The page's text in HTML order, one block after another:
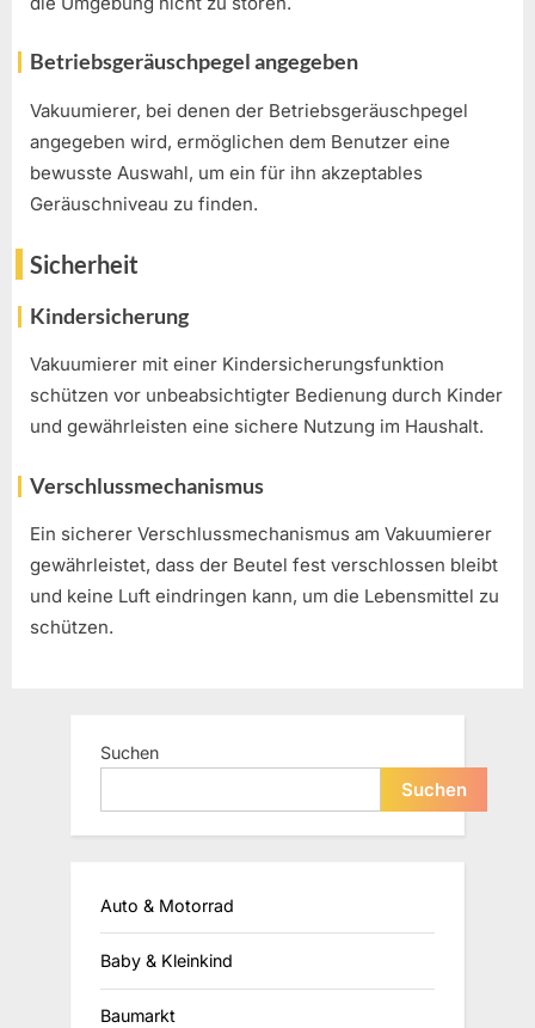
Betriebsgeräuschpegel angegeben
Vakuumierer, bei denen der Betriebsgeräuschpegel
angegeben wird, ermöglichen dem Benutzer eine
bewusste Auswahl, um ein für ihn akzeptables
Geräuschniveau zu finden.
Sicherheit
Kindersicherung
Vakuumierer mit einer Kindersicherungsfunktion
schützen vor unbeabsichtigter Bedienung durch Kinder
und gewährleisten eine sichere Nutzung im Haushalt.
Verschlussmechanismus
Ein sicherer Verschlussmechanismus am Vakuumierer
gewährleistet, dass der Beutel fest verschlossen bleibt
und keine Luft eindringen kann, um die Lebensmittel zu
schützen.
Suchen
Suchen
Auto & Motorrad
Baby & Kleinkind
Baumarkt